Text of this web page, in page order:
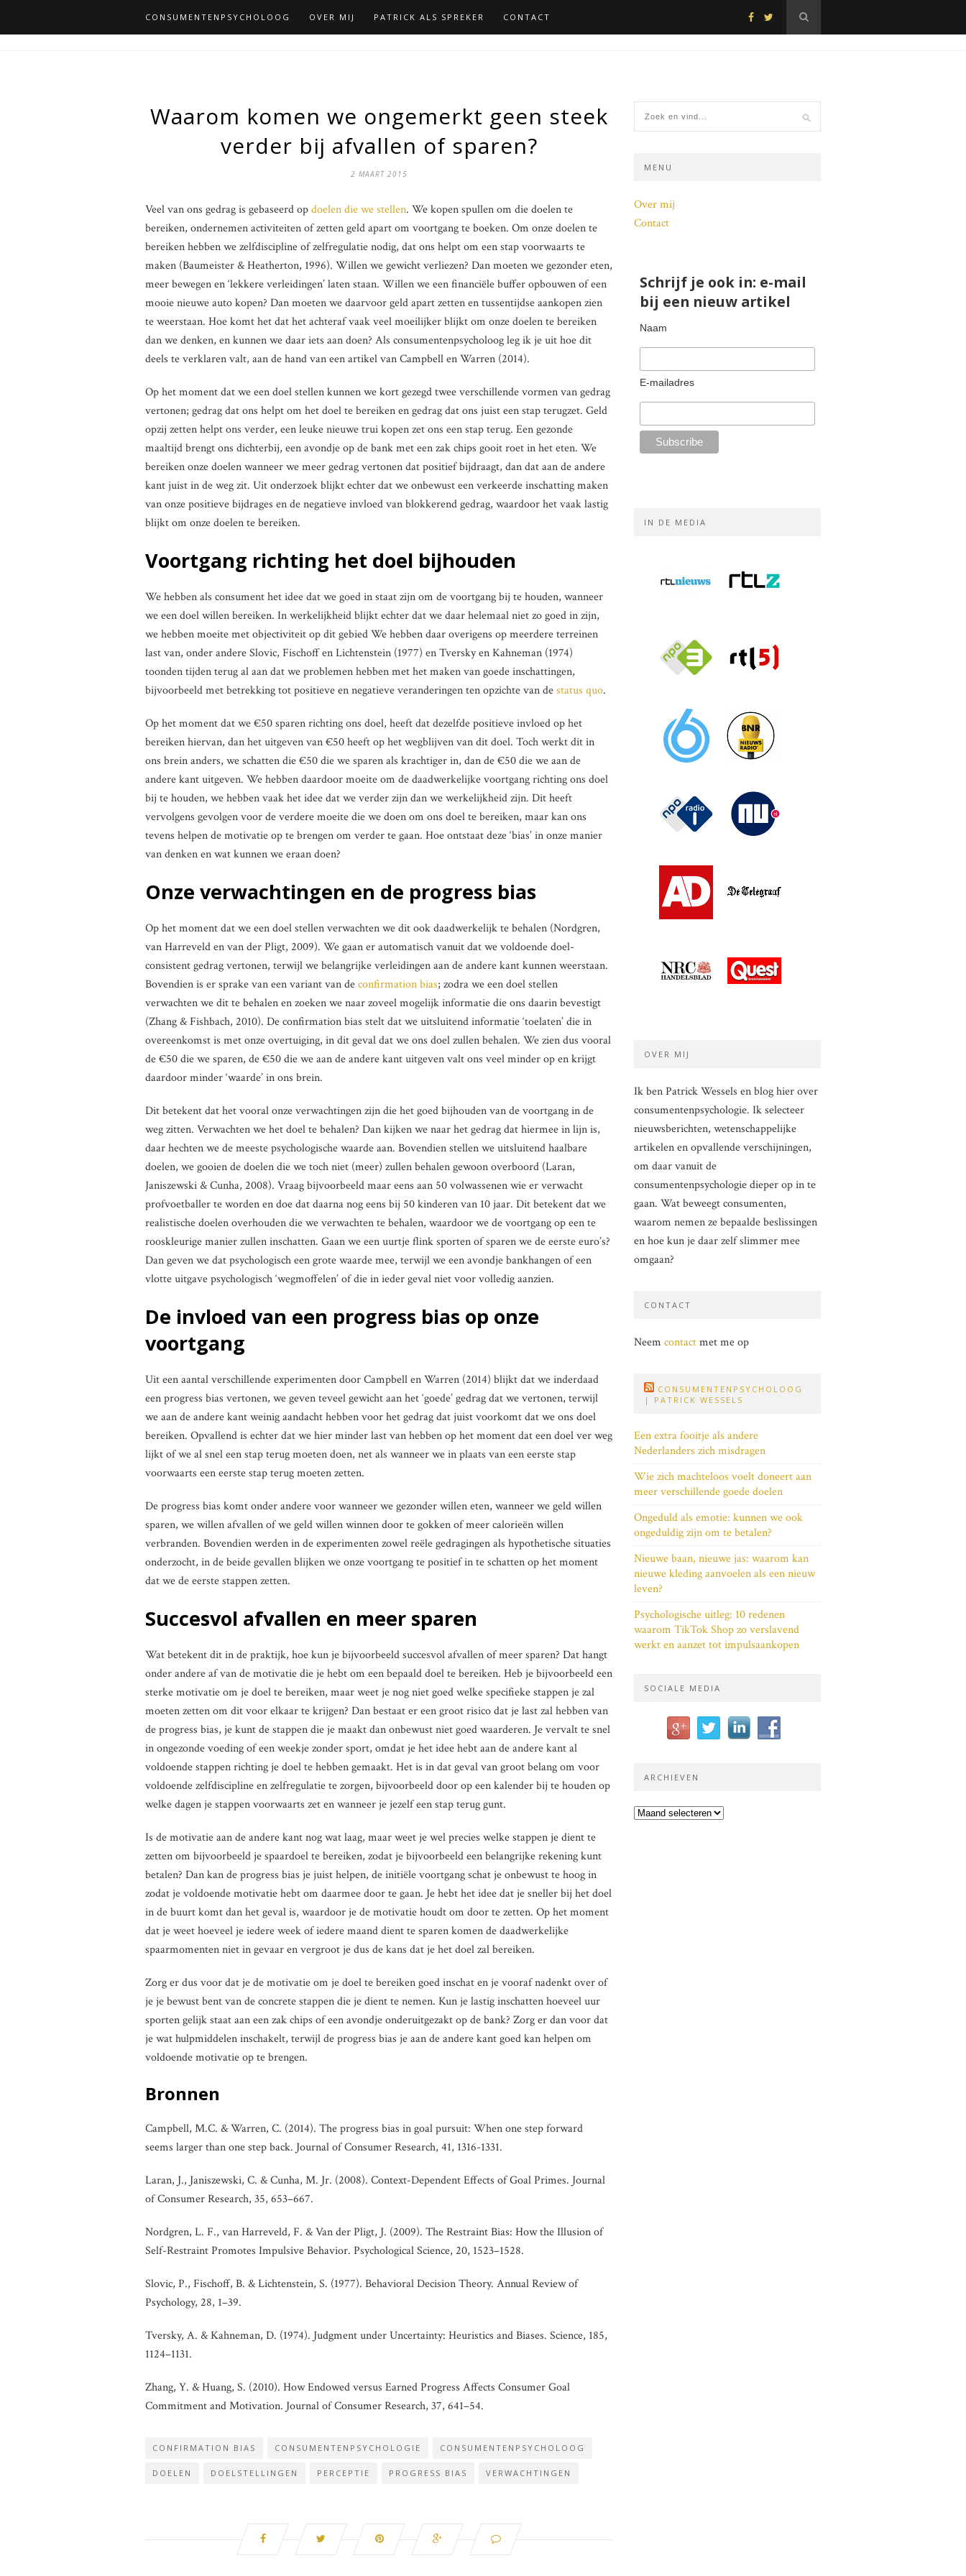
CONSUMENTENPSYCHOLOOG OVER MIJ PATRICK ALS SPREKER CONTACT
Waarom komen we ongemerkt geen steek
verder bij afvallen of sparen?
2 MAART 2015
Veel van ons gedrag is gebaseerd opdoelen die we stellen. We kopen spullen om die doelen te
bereiken, ondernemen activiteiten of zetten geld apart om voortgang te boeken. Om onze doelen te
bereiken hebben we zelfdiscipline of zelfregulatie nodig, dat ons helpt om een stap voorwaarts te
maken (Baumeister & Heatherton, 1996). Willen we gewicht verliezen? Dan moeten we gezonder eten,
meer bewegen en ‘lekkere verleidingen’ laten staan. Willen we een financiële buffer opbouwen of een
mooie nieuwe auto kopen? Dan moeten we daarvoor geld apart zetten en tussentijdse aankopen zien
te weerstaan. Hoe komt het dat het achteraf vaak veel moeilijker blijkt om onze doelen te bereiken
dan we denken, en kunnen we daar iets aan doen? Als consumentenpsycholoog leg ik je uit hoe dit
deels te verklaren valt, aan de hand van een artikel van Campbell en Warren (2014).
Op het moment dat we een doel stellen kunnen we kort gezegd twee verschillende vormen van gedrag
vertonen; gedrag dat ons helpt om het doel te bereiken en gedrag dat ons juist een stap terugzet. Geld
opzij zetten helpt ons verder, een leuke nieuwe trui kopen zet ons een stap terug. Een gezonde
maaltijd brengt ons dichterbij, een avondje op de bank met een zak chips gooit roet in het eten. We
bereiken onze doelen wanneer we meer gedrag vertonen dat positief bijdraagt, dan dat aan de andere
kant juist in de weg zit. Uit onderzoek blijkt echter dat we onbewust een verkeerde inschatting maken
van onze positieve bijdrages en de negatieve invloed van blokkerend gedrag, waardoor het vaak lastig
blijkt om onze doelen te bereiken.
Voortgang richting het doel bijhouden
We hebben als consument het idee dat we goed in staat zijn om de voortgang bij te houden, wanneer
we een doel willen bereiken. In werkelijkheid blijkt echter dat we daar helemaal niet zo goed in zijn,
we hebben moeite met objectiviteit op dit gebied We hebben daar overigens op meerdere terreinen
last van, onder andere Slovic, Fischoff en Lichtenstein (1977) en Tversky en Kahneman (1974)
toonden tijden terug al aan dat we problemen hebben met het maken van goede inschattingen,
bijvoorbeeld met betrekking tot positieve en negatieve veranderingen ten opzichte van destatus quo.
Op het moment dat we €50 sparen richting ons doel, heeft dat dezelfde positieve invloed op het
bereiken hiervan, dan het uitgeven van €50 heeft op het wegblijven van dit doel. Toch werkt dit in
ons brein anders, we schatten die €50 die we sparen als krachtiger in, dan de €50 die we aan de
andere kant uitgeven. We hebben daardoor moeite om de daadwerkelijke voortgang richting ons doel
bij te houden, we hebben vaak het idee dat we verder zijn dan we werkelijkheid zijn. Dit heeft
vervolgens gevolgen voor de verdere moeite die we doen om ons doel te bereiken, maar kan ons
tevens helpen de motivatie op te brengen om verder te gaan. Hoe ontstaat deze ‘bias’ in onze manier
van denken en wat kunnen we eraan doen?
Onze verwachtingen en de progress bias
Op het moment dat we een doel stellen verwachten we dit ook daadwerkelijk te behalen (Nordgren,
van Harreveld en van der Pligt, 2009). We gaan er automatisch vanuit dat we voldoende doel-
consistent gedrag vertonen, terwijl we belangrijke verleidingen aan de andere kant kunnen weerstaan.
Bovendien is er sprake van een variant van deconfirmation bias; zodra we een doel stellen
verwachten we dit te behalen en zoeken we naar zoveel mogelijk informatie die ons daarin bevestigt
(Zhang & Fishbach, 2010). De confirmation bias stelt dat we uitsluitend informatie ‘toelaten’ die in
overeenkomst is met onze overtuiging, in dit geval dat we ons doel zullen behalen. We zien dus vooral
de €50 die we sparen, de €50 die we aan de andere kant uitgeven valt ons veel minder op en krijgt
daardoor minder ‘waarde’ in ons brein.
Dit betekent dat het vooral onze verwachtingen zijn die het goed bijhouden van de voortgang in de
weg zitten. Verwachten we het doel te behalen? Dan kijken we naar het gedrag dat hiermee in lijn is,
daar hechten we de meeste psychologische waarde aan. Bovendien stellen we uitsluitend haalbare
doelen, we gooien de doelen die we toch niet (meer) zullen behalen gewoon overboord (Laran,
Janiszewski & Cunha, 2008). Vraag bijvoorbeeld maar eens aan 50 volwassenen wie er verwacht
profvoetballer te worden en doe dat daarna nog eens bij 50 kinderen van 10 jaar. Dit betekent dat we
realistische doelen overhouden die we verwachten te behalen, waardoor we de voortgang op een te
rooskleurige manier zullen inschatten. Gaan we een uurtje flink sporten of sparen we de eerste euro’s?
Dan geven we dat psychologisch een grote waarde mee, terwijl we een avondje bankhangen of een
vlotte uitgave psychologisch ‘wegmoffelen’ of die in ieder geval niet voor volledig aanzien.
De invloed van een progress bias op onze
voortgang
Uit een aantal verschillende experimenten door Campbell en Warren (2014) blijkt dat we inderdaad
een progress bias vertonen, we geven teveel gewicht aan het ‘goede’ gedrag dat we vertonen, terwijl
we aan de andere kant weinig aandacht hebben voor het gedrag dat juist voorkomt dat we ons doel
bereiken. Opvallend is echter dat we hier minder last van hebben op het moment dat een doel ver weg
lijkt of we al snel een stap terug moeten doen, net als wanneer we in plaats van een eerste stap
voorwaarts een eerste stap terug moeten zetten.
De progress bias komt onder andere voor wanneer we gezonder willen eten, wanneer we geld willen
sparen, we willen afvallen of we geld willen winnen door te gokken of meer calorieën willen
verbranden. Bovendien werden in de experimenten zowel reële gedragingen als hypothetische situaties
onderzocht, in de beide gevallen blijken we onze voortgang te positief in te schatten op het moment
dat we de eerste stappen zetten.
Succesvol afvallen en meer sparen
Wat betekent dit in de praktijk, hoe kun je bijvoorbeeld succesvol afvallen of meer sparen? Dat hangt
onder andere af van de motivatie die je hebt om een bepaald doel te bereiken. Heb je bijvoorbeeld een
sterke motivatie om je doel te bereiken, maar weet je nog niet goed welke specifieke stappen je zal
moeten zetten om dit voor elkaar te krijgen? Dan bestaat er een groot risico dat je last zal hebben van
de progress bias, je kunt de stappen die je maakt dan onbewust niet goed waarderen. Je vervalt te snel
in ongezonde voeding of een weekje zonder sport, omdat je het idee hebt aan de andere kant al
voldoende stappen richting je doel te hebben gemaakt. Het is in dat geval van groot belang om voor
voldoende zelfdiscipline en zelfregulatie te zorgen, bijvoorbeeld door op een kalender bij te houden op
welke dagen je stappen voorwaarts zet en wanneer je jezelf een stap terug gunt.
Is de motivatie aan de andere kant nog wat laag, maar weet je wel precies welke stappen je dient te
zetten om bijvoorbeeld je spaardoel te bereiken, zodat je bijvoorbeeld een belangrijke rekening kunt
betalen? Dan kan de progress bias je juist helpen, de initiële voortgang schat je onbewust te hoog in
zodat je voldoende motivatie hebt om daarmee door te gaan. Je hebt het idee dat je sneller bij het doel
in de buurt komt dan het geval is, waardoor je de motivatie houdt om door te zetten. Op het moment
dat je weet hoeveel je iedere week of iedere maand dient te sparen komen de daadwerkelijke
spaarmomenten niet in gevaar en vergroot je dus de kans dat je het doel zal bereiken.
Zorg er dus voor dat je de motivatie om je doel te bereiken goed inschat en je vooraf nadenkt over of
je je bewust bent van de concrete stappen die je dient te nemen. Kun je lastig inschatten hoeveel uur
sporten gelijk staat aan een zak chips of een avondje onderuitgezakt op de bank? Zorg er dan voor dat
je wat hulpmiddelen inschakelt, terwijl de progress bias je aan de andere kant goed kan helpen om
voldoende motivatie op te brengen.
Bronnen
Campbell, M.C. & Warren, C. (2014). The progress bias in goal pursuit: When one step forward
seems larger than one step back. Journal of Consumer Research, 41, 1316-1331.
Laran, J., Janiszewski, C. & Cunha, M. Jr. (2008). Context-Dependent Effects of Goal Primes. Journal
of Consumer Research, 35, 653–667.
Nordgren, L. F., van Harreveld, F. & Van der Pligt, J. (2009). The Restraint Bias: How the Illusion of
Self-Restraint Promotes Impulsive Behavior. Psychological Science, 20, 1523–1528.
Slovic, P., Fischoff, B. & Lichtenstein, S. (1977). Behavioral Decision Theory. Annual Review of
Psychology, 28, 1–39.
Tversky, A. & Kahneman, D. (1974). Judgment under Uncertainty: Heuristics and Biases. Science, 185,
1124–1131.
Zhang, Y. & Huang, S. (2010). How Endowed versus Earned Progress Affects Consumer Goal
Commitment and Motivation. Journal of Consumer Research, 37, 641–54.
CONFIRMATION BIAS CONSUMENTENPSYCHOLOGIE CONSUMENTENPSYCHOLOOG
DOELEN DOELSTELLINGEN PERCEPTIE PROGRESS BIAS VERWACHTINGEN
MENU
Over mij
Contact
Schrijf je ook in: e-mail
bij een nieuw artikel
Naam
E-mailadres
IN DE MEDIA
OVER MIJ
Ik ben Patrick Wessels en blog hier over
consumentenpsychologie. Ik selecteer
nieuwsberichten, wetenschappelijke
artikelen en opvallende verschijningen,
om daar vanuit de
consumentenpsychologie dieper op in te
gaan. Wat beweegt consumenten,
waarom nemen ze bepaalde beslissingen
en hoe kun je daar zelf slimmer mee
omgaan?
CONTACT
Neem contactmet me op
CONSUMENTENPSYCHOLOOG
| PATRICK WESSELS
Een extra fooitje als andere
Nederlanders zich misdragen
Wie zich machteloos voelt doneert aan
meer verschillende goede doelen
Ongeduld als emotie: kunnen we ook
ongeduldig zijn om te betalen?
Nieuwe baan, nieuwe jas: waarom kan
nieuwe kleding aanvoelen als een nieuw
leven?
Psychologische uitleg: 10 redenen
waarom TikTok Shop zo verslavend
werkt en aanzet tot impulsaankopen
SOCIALE MEDIA
ARCHIEVEN
Archieven